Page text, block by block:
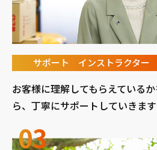
サポート インストラクター
お客様に理解してもらえている
ら、丁寧にサポートしていきます